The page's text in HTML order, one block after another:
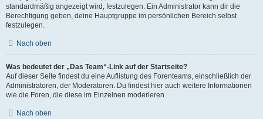
standardmäßig angezeigt wird, festzulegen. Ein Administrator kann dir die
Berechtigung geben, deine Hauptgruppe im persönlichen Bereich selbst
festzulegen.
Nach oben
Was bedeutet der „Das Team“-Link auf der Startseite?
Auf dieser Seite findest du eine Auflistung des Forenteams, einschließlich der
Administratoren, der Moderatoren. Du findest hier auch weitere Informationen
wie die Foren, die diese im Einzelnen moderieren.
Nach oben